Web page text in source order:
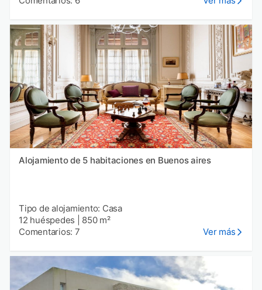
Alojamiento de 5 habitaciones en Buenos aires
Tipo de alojamiento: Casa
12 huéspedes
850 m²
Comentarios: 7
Ver más